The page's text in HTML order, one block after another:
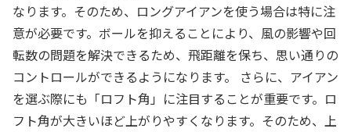
なります。そのため、ロングアイアンを使う場合は特に注
意が必要です。ボールを抑えることにより、風の影響や回
転数の問題を解決できるため、飛距離を保ち、思い通りの
コントロールができるようになります。 さらに、アイアン
を選ぶ際にも「ロフト角」に注目することが重要です。ロ
フト角が大きいほど上がりやすくなります。そのため、上